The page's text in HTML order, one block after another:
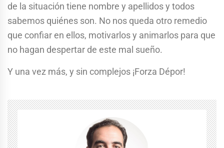
de la situación tiene nombre y apellidos y todos
sabemos quiénes son. No nos queda otro remedio
que confiar en ellos, motivarlos y animarlos para que
no hagan despertar de este mal sueño.
Y una vez más, y sin complejos ¡Forza Dépor!